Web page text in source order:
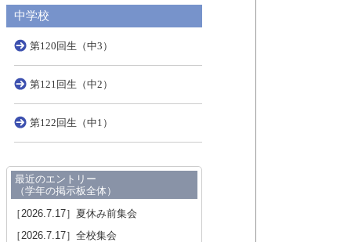
中学校
第120回生（中3）
第121回生（中2）
第122回生（中1）
最近のエントリー
（学年の掲示板全体）
［2026.7.17］ 夏休み前集会
［2026.7.17］ 全校集会